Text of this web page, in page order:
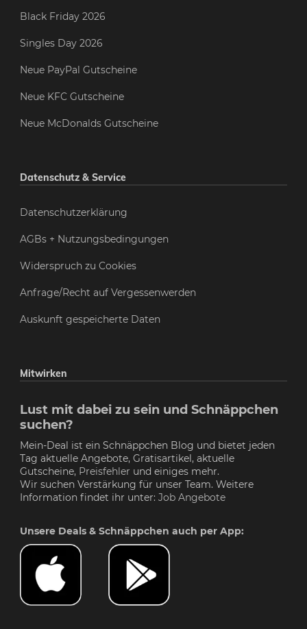
Black Friday 2026
Singles Day 2026
Neue PayPal Gutscheine
Neue KFC Gutscheine
Neue McDonalds Gutscheine
Datenschutz & Service
Datenschutzerklärung
AGBs + Nutzungsbedingungen
Widerspruch zu Cookies
Anfrage/Recht auf Vergessenwerden
Auskunft gespeicherte Daten
Mitwirken
Lust mit dabei zu sein und Schnäppchen
suchen?
Mein-Deal ist ein Schnäppchen Blog und bietet jeden
Tag aktuelle Angebote, Gratisartikel, aktuelle
Gutscheine, Preisfehler und einiges mehr.
Wir suchen Verstärkung für unser Team. Weitere
Information findet ihr unter: Job Angebote
Unsere Deals & Schnäppchen auch per App: